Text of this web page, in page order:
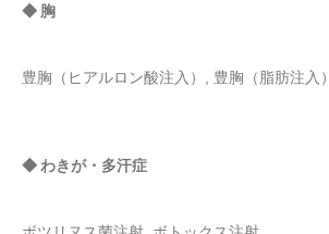
◆ 胸
豊胸（ヒアルロン酸注入）, 豊胸（脂肪注入
◆ わきが・多汗症